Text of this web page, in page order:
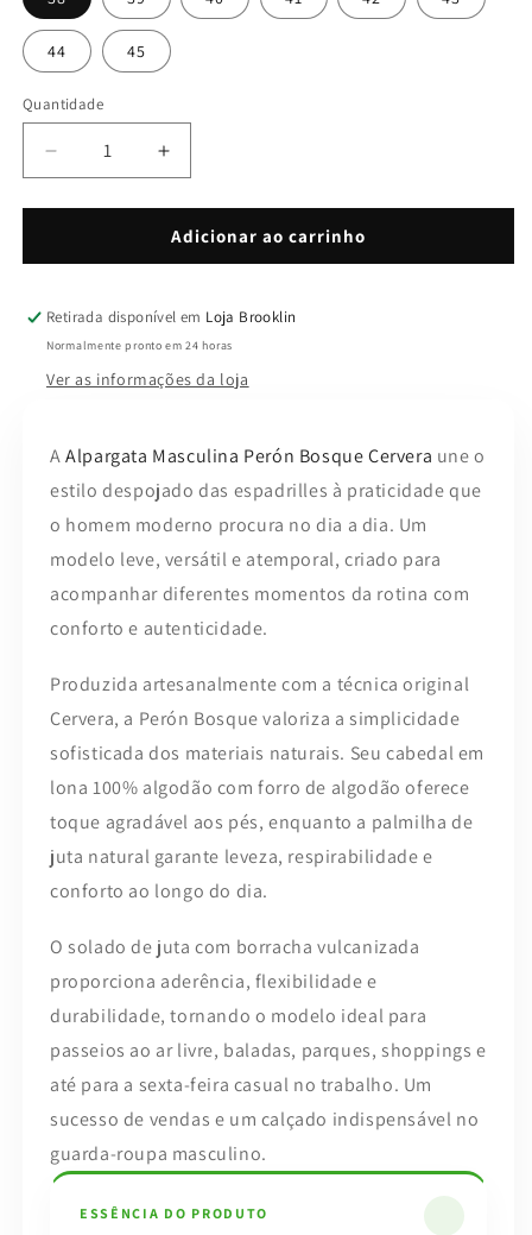
44 45
Quantidade
Quantidade
Diminuir
a
quantidade
Alpargata
Bosque
Aumentar
a
quantidade
de
Alpargata
Bosque
Adicionar ao carrinho
Retirada disponível em Loja Brooklin
Normalmente pronto em 24 horas
Ver as informações da loja
AAlpargata Masculina Perón Bosque Cervera une o
estilo despojado das espadrilles à praticidade que
o homem moderno procura no dia a dia. Um
modelo leve, versátil e atemporal, criado para
acompanhar diferentes momentos da rotina com
conforto e autenticidade.
Produzida artesanalmente com a técnica original
Cervera, a Perón Bosque valoriza a simplicidade
sofisticada dos materiais naturais. Seu cabedal em
lona 100% algodão com forro de algodão oferece
toque agradável aos pés, enquanto a palmilha de
juta natural garante leveza, respirabilidade e
conforto ao longo do dia.
O solado de juta com borracha vulcanizada
proporciona aderência, flexibilidade e
durabilidade, tornando o modelo ideal para
passeios ao ar livre, baladas, parques, shoppings e
até para a sexta-feira casual no trabalho. Um
sucesso de vendas e um calçado indispensável no
guarda-roupa masculino.
ESSÊNCIA DO PRODUTO